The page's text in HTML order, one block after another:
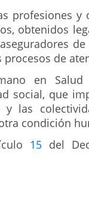
profesiones y
obtenidos
de
en
social, que
las
condición
15 del